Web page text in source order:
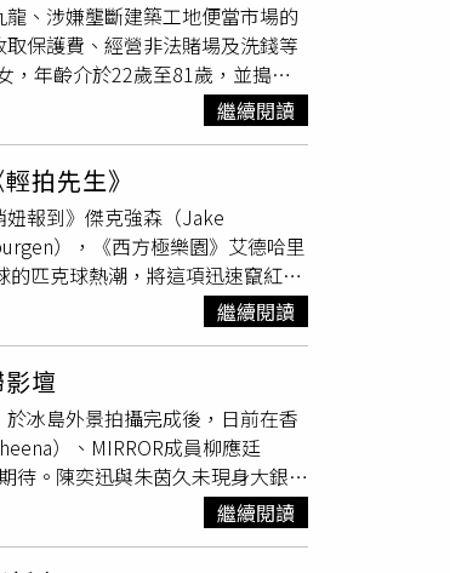
、涉嫌壟斷建築工地便當市場的
保護費、經營非法賭場及洗錢等
，年齡介於22歲至81歲，並搗毀
萬港元（約新台幣1520萬元）證
合會調查科（俗稱「O記」）表
大的現金收入吸引黑幫組織「和
控，其女友負責管理位於西貢一
商販收取保護費，形成從製
條件惡劣的非法加工場內，使用
190元），估計一年營業額高達
法賭場，雙線獲取不法利益，再
洗約6400萬港元（約新台幣2.43億
示，集團長期以恐嚇、勒索、刑
秀茂坪一處大型建築工地蒐證，
「入線費」，之後每月還須繳交
握集團收取保護費的犯罪模式
工地向喬裝商販的臥底探員收取保
法賭場，拘捕其餘涉案成員，徹
以及負責把風、收取保護費和經營
繼續閱讀
拍先生》
報到》傑克強森（Jake
），《西方極樂園》艾德哈里
匹克球熱潮，將這項迅速竄紅的
充滿熱血與歡笑的運動喜劇力
跌落低谷後，回到父親經營的鄉
時，醫生開出一張意想不到的處
挫敗與心結。當俱樂部的未來岌
下，《輕拍先生》（The Dink）
分享：在所有荒謬與笑料之下，
以為自己的高光時刻早已過去
們所面對的一切都無比真實。」
）的親身經歷。他曾因傷勢
忘的經驗也成為《輕拍先生》的
繼續閱讀
壇
冰島外景拍攝完成後，日前在香
）、MIRROR成員柳應廷
待。陳奕迅與朱茵久未現身大銀
人在片中飾演Jer的父母。而自
得邀請到這三位久別影壇的重量級
罕見黑色素瘤皮膚癌的威廉。為
繼續閱讀